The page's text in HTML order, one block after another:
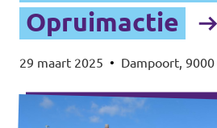
Opruimactie
29 maart 2025 • Dampoort,